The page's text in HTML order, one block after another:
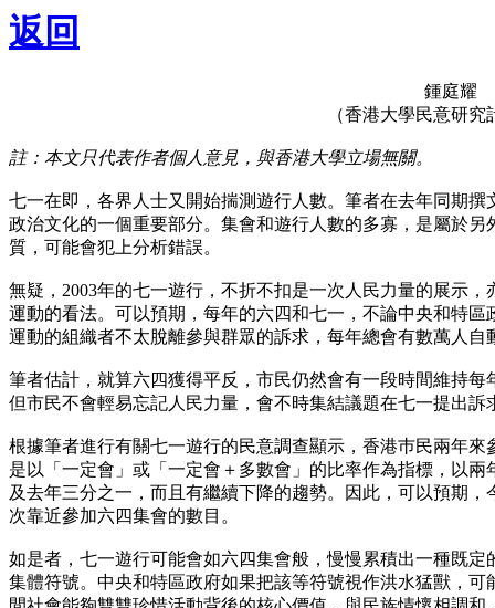
返回
鍾庭耀
（香港大學民意研究
註：本文只代表作者個人意見，與香港大學立場無關。
七一在即，各界人士又開始揣測遊行人數。筆者在去年同期
政治文化的一個重要部分。集會和遊行人數的多寡，是屬於
質，可能會犯上分析錯誤。
無疑，2003年的七一遊行，不折不扣是一次人民力量的展示
運動的看法。可以預期，每年的六四和七一，不論中央和特
運動的組織者不太脫離參與群眾的訴求，每年總會有數萬人自
筆者估計，就算六四獲得平反，市民仍然會有一段時間維持
但市民不會輕易忘記人民力量，會不時集結議題在七一提出訴
根據筆者進行有關七一遊行的民意調查顯示，香港巿民兩年
是以「一定會」或「一定會＋多數會」的比率作為指標，以
及去年三分之一，而且有繼續下降的趨勢。因此，可以預期
次靠近參加六四集會的數目。
如是者，七一遊行可能會如六四集會般，慢慢累積出一種既
集體符號。中央和特區政府如果把該等符號視作洪水猛獸，